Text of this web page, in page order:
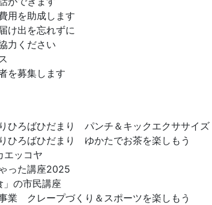
用を助成します
け出を忘れずに
力ください
を募集します
ひろばひだまり パンチ＆キックエクササイズ
ひろばひだまり ゆかたでお茶を楽しもう
ッコヤ
った講座2025
の市民講座
業 クレープづくり＆スポーツを楽しもう